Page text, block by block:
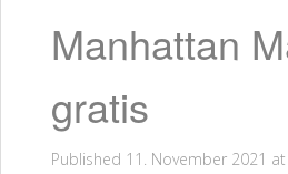
Manhattan
gratis
Published 11. November 2021 at